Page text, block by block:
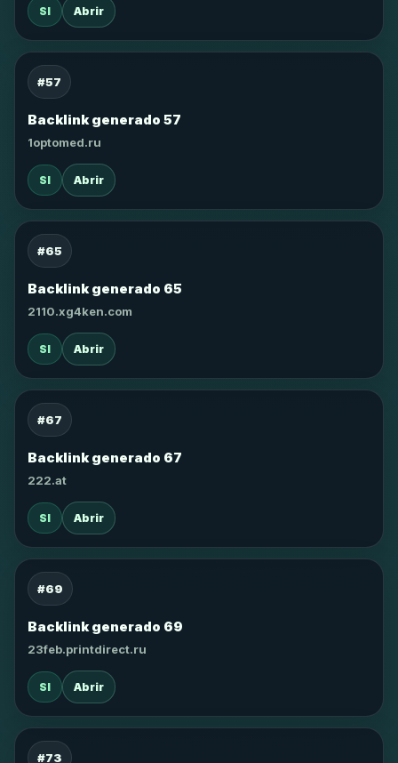
SI Abrir
#57
Backlink generado 57
1optomed.ru
SI Abrir
#65
Backlink generado 65
2110.xg4ken.com
SI Abrir
#67
Backlink generado 67
222.at
SI Abrir
#69
Backlink generado 69
23feb.printdirect.ru
SI Abrir
#73